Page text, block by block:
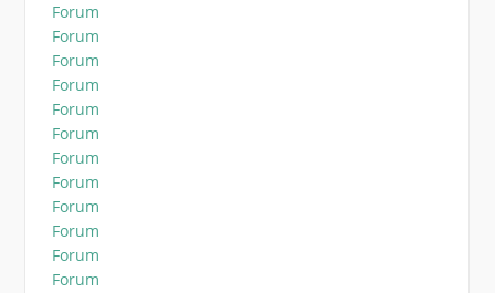
Forum
Forum
Forum
Forum
Forum
Forum
Forum
Forum
Forum
Forum
Forum
Forum